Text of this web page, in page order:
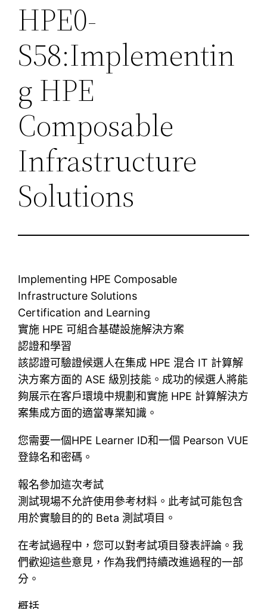
HPE0-
S58:Implementin
g HPE
Composable
Infrastructure
Solutions
Implementing HPE Composable
Infrastructure Solutions
Certification and Learning
實施 HPE 可組合基礎設施解決方案
認證和學習
該認證可驗證候選人在集成 HPE 混合 IT 計算解
決方案方面的 ASE 級別技能。成功的候選人將能
夠展示在客戶環境中規劃和實施 HPE 計算解決方
案集成方面的適當專業知識。
您需要一個HPE Learner ID和一個 Pearson VUE
登錄名和密碼。
報名參加這次考試
測試現場不允許使用參考材料。此考試可能包含
用於實驗目的的 Beta 測試項目。
在考試過程中，您可以對考試項目發表評論。我
們歡迎這些意見，作為我們持續改進過程的一部
分。
概括